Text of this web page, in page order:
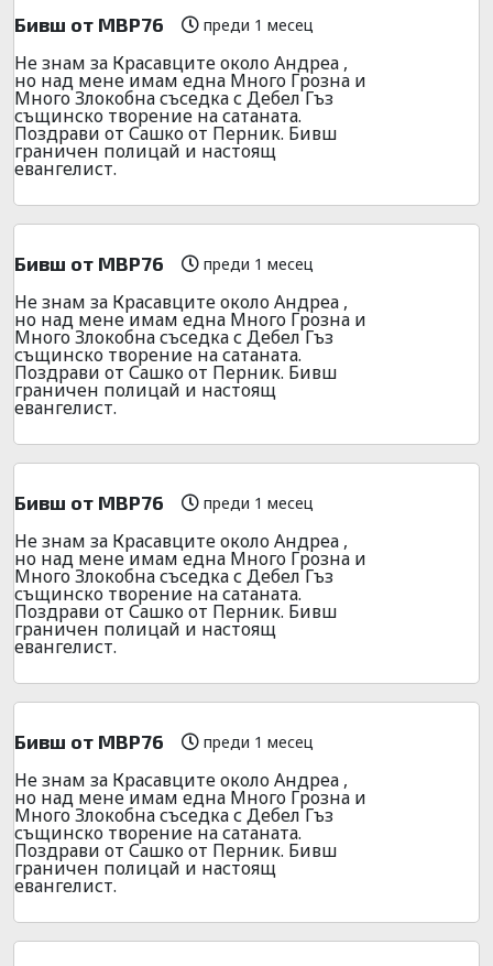
Бивш от МВР76 преди 1 месец
Не знам за Красавците около Андреа ,
но над мене имам една Много Грозна и
Много Злокобна съседка с Дебел Гъз
същинско творение на сатаната.
Поздрави от Сашко от Перник. Бивш
граничен полицай и настоящ
евангелист.
Бивш от МВР76 преди 1 месец
Не знам за Красавците около Андреа ,
но над мене имам една Много Грозна и
Много Злокобна съседка с Дебел Гъз
същинско творение на сатаната.
Поздрави от Сашко от Перник. Бивш
граничен полицай и настоящ
евангелист.
Бивш от МВР76 преди 1 месец
Не знам за Красавците около Андреа ,
но над мене имам една Много Грозна и
Много Злокобна съседка с Дебел Гъз
същинско творение на сатаната.
Поздрави от Сашко от Перник. Бивш
граничен полицай и настоящ
евангелист.
Бивш от МВР76 преди 1 месец
Не знам за Красавците около Андреа ,
но над мене имам една Много Грозна и
Много Злокобна съседка с Дебел Гъз
същинско творение на сатаната.
Поздрави от Сашко от Перник. Бивш
граничен полицай и настоящ
евангелист.